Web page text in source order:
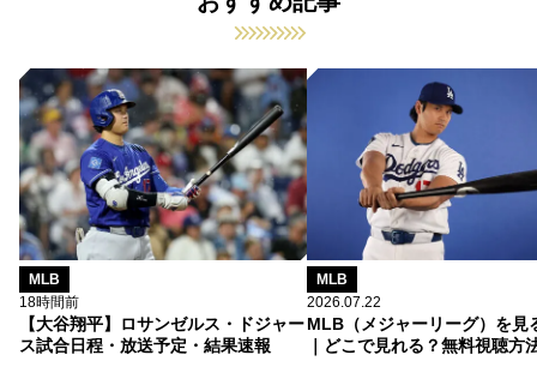
MLB
18時間前
【大谷翔平】ロサンゼルス・ドジャー
ス試合日程・放送予定・結果速報
MLB
2026.07.22
MLB（メジャーリーグ）を見
｜どこで見れる？無料視聴方